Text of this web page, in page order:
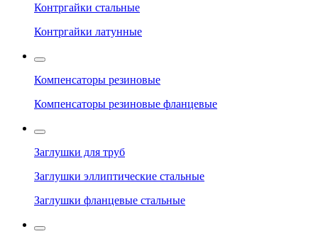
Контргайки стальные
Контргайки латунные
Компенсаторы резиновые
Компенсаторы резиновые фланцевые
Заглушки для труб
Заглушки эллиптические стальные
Заглушки фланцевые стальные